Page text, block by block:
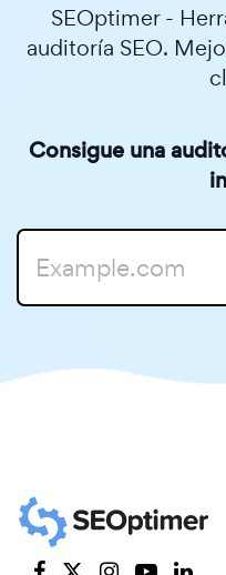
SEOptimer -
auditoría SEO.
Consigue una